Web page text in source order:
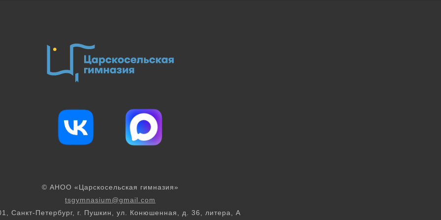
© АНОО «Царскосельская гимназия»
tsgymnasium@gmail.com
Санкт-Петербург, г. Пушкин, ул. Конюшенная, д. 36, литера, А